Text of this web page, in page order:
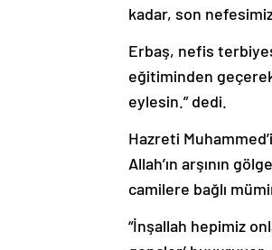
kadar, son
Erbaş, nefis
eğitiminden geçerek
eylesin.” dedi.
Hazreti
Allah’ın arşının
camilere bağlı
“İnşallah hepimiz